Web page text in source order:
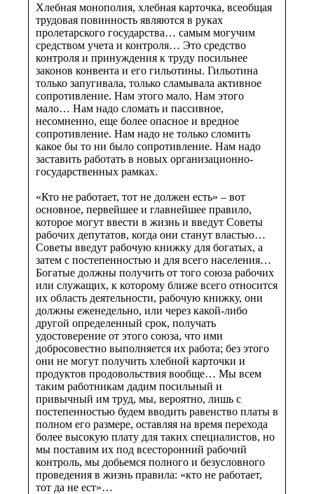
Хлебная монополия, хлебная карточка, всеобщая
трудовая повинность являются в руках
пролетарского государства… самым могучим
средством учета и контроля… Это средство
контроля и принуждения к труду посильнее
законов конвента и его гильотины. Гильотина
только запугивала, только сламывала активное
сопротивление. Нам этого мало. Нам этого
мало… Нам надо сломать и пассивное,
несомненно, еще более опасное и вредное
сопротивление. Нам надо не только сломить
какое бы то ни было сопротивление. Нам надо
заставить работать в новых организационно-
государственных рамках.
«Кто не работает, тот не должен есть» – вот
основное, первейшее и главнейшее правило,
которое могут ввести в жизнь и введут Советы
рабочих депутатов, когда они станут властью…
Советы введут рабочую книжку для богатых, a
затем с постепенностью и для всего населения…
Богатые должны получить от того союза рабочих
или служащих, к которому ближе всего относится
их область деятельности, рабочую книжку, они
должны еженедельно, или через какой-либо
другой определенный срок, получать
удостоверение от этого союза, что ими
добросовестно выполняется их работа; без этого
они не могут получить хлебной карточки и
продуктов продовольствия вообще… Мы всем
таким работникам дадим посильный и
привычный им труд, мы, вероятно, лишь с
постепенностью будем вводить равенство платы в
полном его размере, оставляя на время перехода
более высокую плату для таких специалистов, но
мы поставим их под всесторонний рабочий
контроль, мы добьемся полного и безусловного
проведения в жизнь правила: «кто не работает,
тот да не ест»…